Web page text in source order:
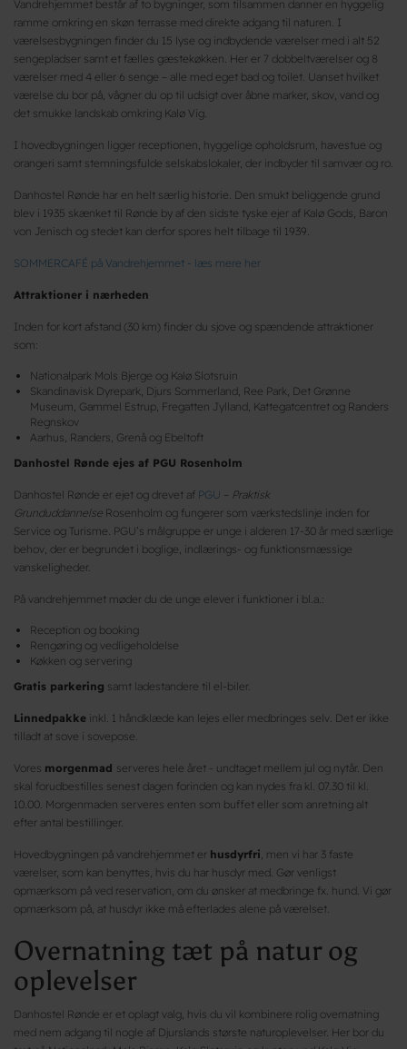
Vandrehjemmet består af to bygninger, som tilsammen danner en hyggelig
ramme omkring en skøn terrasse med direkte adgang til naturen. I
værelsesbygningen finder du 15 lyse og indbydende værelser med i alt 52
sengepladser samt et fælles gæstekøkken. Her er 7 dobbeltværelser og 8
værelser med 4 eller 6 senge – alle med eget bad og toilet. Uanset hvilket
værelse du bor på, vågner du op til udsigt over åbne marker, skov, vand og
det smukke landskab omkring Kalø Vig.
I hovedbygningen ligger receptionen, hyggelige opholdsrum, havestue og
orangeri samt stemningsfulde selskabslokaler, der indbyder til samvær og ro.
Danhostel Rønde har en helt særlig historie. Den smukt beliggende grund
blev i 1935 skænket til Rønde by af den sidste tyske ejer af Kalø Gods, Baron
von Jenisch og stedet kan derfor spores helt tilbage til 1939.
SOMMERCAFÉ på Vandrehjemmet - læs mere her
Attraktioner i nærheden
Inden for kort afstand (30 km) finder du sjove og spændende attraktioner
som:
Nationalpark Mols Bjerge og Kalø Slotsruin
Skandinavisk Dyrepark, Djurs Sommerland, Ree Park, Det Grønne
Museum, Gammel Estrup, Fregatten Jylland, Kattegatcentret og Randers
Regnskov
Aarhus, Randers, Grenå og Ebeltoft
Danhostel Rønde ejes af PGU Rosenholm
Danhostel Rønde er ejet og drevet af PGU – Praktisk
Grunduddannelse Rosenholm og fungerer som værkstedslinje inden for
Service og Turisme. PGU’s målgruppe er unge i alderen 17-30 år med særlige
behov, der er begrundet i boglige, indlærings- og funktionsmæssige
vanskeligheder.
På vandrehjemmet møder du de unge elever i funktioner i bl.a.:
Reception og booking
Rengøring og vedligeholdelse
Køkken og servering
Gratis parkering samt ladestandere til el-biler.
Linnedpakke inkl. 1 håndklæde kan lejes eller medbringes selv. Det er ikke
tilladt at sove i sovepose.
Vores morgenmad serveres hele året - undtaget mellem jul og nytår. Den
skal forudbestilles senest dagen forinden og kan nydes fra kl. 07.30 til kl.
10.00. Morgenmaden serveres enten som buffet eller som anretning alt
efter antal bestillinger.
Hovedbygningen på vandrehjemmet er husdyrfri , men vi har 3 faste
værelser, som kan benyttes, hvis du har husdyr med. Gør venligst
opmærksom på ved reservation, om du ønsker at medbringe fx. hund. Vi gør
opmærksom på, at husdyr ikke må efterlades alene på værelset.
Overnatning tæt på natur og
oplevelser
Danhostel Rønde er et oplagt valg, hvis du vil kombinere rolig overnatning
med nem adgang til nogle af Djurslands største naturoplevelser. Her bor du